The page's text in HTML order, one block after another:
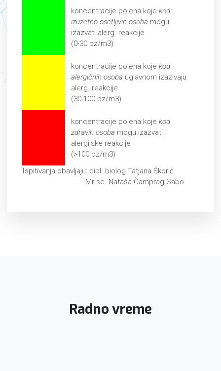
koncentracije polena koje kod
izuzetno osetljivih osoba mogu
izazvati alerg. reakcije
(0-30 pz/m3)
koncentracije polena koje kod
alergičnih osoba uglavnom izazivaju
alerg. reakcije
(30-100 pz/m3)
koncentracije polena koje kod
zdravih osoba mogu izazvati
alergijske reakcije
(>100 pz/m3)
Ispitivanja obavljaju: dipl. biolog Tatjana Škorić
Mr sc. Nataša Čamprag Sabo
Radno vreme